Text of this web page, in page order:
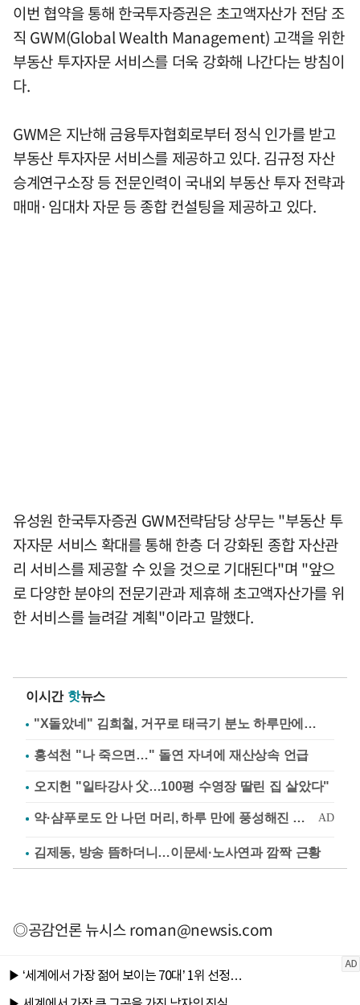
이번 협약을 통해 한국투자증권은 초고액자산가 전담 조
직 GWM(Global Wealth Management) 고객을 위한
부동산 투자자문 서비스를 더욱 강화해 나간다는 방침이
다.
GWM은 지난해 금융투자협회로부터 정식 인가를 받고
부동산 투자자문 서비스를 제공하고 있다. 김규정 자산
승계연구소장 등 전문인력이 국내외 부동산 투자 전략과
매매·임대차 자문 등 종합 컨설팅을 제공하고 있다.
유성원 한국투자증권 GWM전략담당 상무는 "부동산 투
자자문 서비스 확대를 통해 한층 더 강화된 종합 자산관
리 서비스를 제공할 수 있을 것으로 기대된다"며 "앞으
로 다양한 분야의 전문기관과 제휴해 초고액자산가를 위
한 서비스를 늘려갈 계획"이라고 말했다.
이시간 핫뉴스
"X돌았네" 김희철, 거꾸로 태극기 분노 하루만에…
홍석천 "나 죽으면…" 돌연 자녀에 재산상속 언급
오지헌 "일타강사 父…100평 수영장 딸린 집 살았다"
김제동, 방송 뜸하더니…이문세·노사연과 깜짝 근황
◎공감언론 뉴시스roman@newsis.com